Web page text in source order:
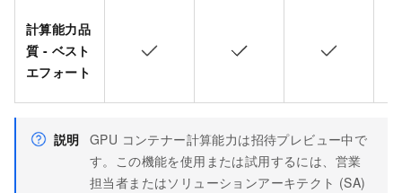
計算能力品
質 - ベスト
エフォート
説明 GPU コンテナー計算能力は招待プレビュー中で
す。この機能を使用または試用するには、営業
担当者またはソリューションアーキテクト (SA)